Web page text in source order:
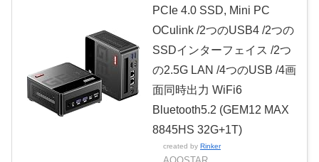
PCIe 4.0 SSD, Mini PC
OCulink /2つのUSB4 /2つの
SSDインターフェイス /2つ
の2.5G LAN /4つのUSB /4画
面同時出力 WiFi6
Bluetooth5.2 (GEM12 MAX
8845HS 32G+1T)
created by Rinker